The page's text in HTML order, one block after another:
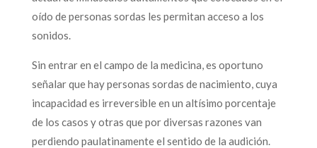
oído de personas sordas les permitan acceso a los
sonidos.
Sin entrar en el campo de la medicina, es oportuno
señalar que hay personas sordas de nacimiento, cuya
incapacidad es irreversible en un altísimo porcentaje
de los casos y otras que por diversas razones van
perdiendo paulatinamente el sentido de la audición.